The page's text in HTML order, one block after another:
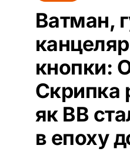
Ватман,
кнопки:
Скрипка
як ВВ
в епоху